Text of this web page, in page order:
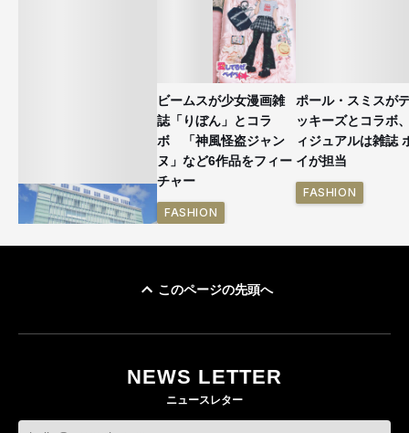
ビームスが少女漫画雑
誌「りぼん」とコラ
ボ 「神風怪盗ジャン
ヌ」など6作品をフィー
チャー
FASHION
ポール・スミスが
ッキーズとコラボ
ィジュアルは雑誌
イが担当
FASHION
このページの先頭へ
NEWS LETTER
ニュースレター